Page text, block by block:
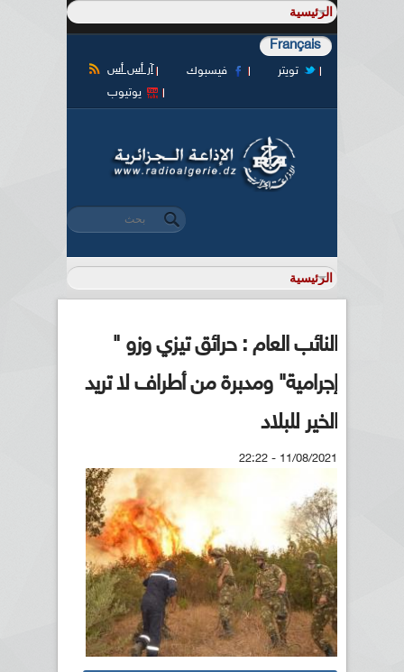
Français
آر أس أس فيسبوك
تويتر
يوتيوب
استمارة البحث
‏بحث ‏
النائب العام : حرائق تيزي وزو "
إجرامية" ومدبرة من أطراف لا تريد
الخير للبلاد
11/08/2021 - 22:22